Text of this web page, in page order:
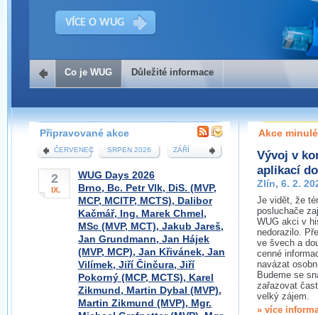
VÍCE O WUG
Důležité informace
Účast na přednáškách WUG je zcela zdarma. Na WUGu
můžete přednášet i Vy, stačí se domluvit s organizátory
pobočky.
VÍCE O WUG
Co je WUG Důležité informace
Připravované akce
ČERVENEC SRPEN 2026 ZÁŘÍ
2
IX.
WUG Days 2026
Brno, Bc. Petr Vlk, DiS. (MVP,
MCP, MCITP, MCTS), Dalibor
Kačmář, Ing. Marek Chmel,
MSc (MVP, MCT), Jakub Jareš,
Jan Grundmann, Jan Hájek
(MVP, MCP), Jan Křivánek, Jan
Vilímek, Jiří Činčura, Jiří
Pokorný (MCP, MCTS), Karel
Zikmund, Martin Dybal (MVP),
Martin Zikmund (MVP), Mgr.
Akce minulé
Vývoj v
aplikací
Zlín, 6. 2.
Je vidět, že
posluchače
WUG akci v
nedorazilo.
ve švech a
cenné
navázat
Budeme se
zařazovat
velký zájem.
» více